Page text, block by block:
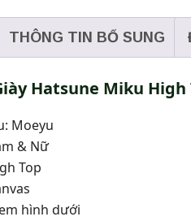
THÔNG TIN BỔ SUNG
Hatsune Miku
Moeyu
& Nữ
Top
hình dưới